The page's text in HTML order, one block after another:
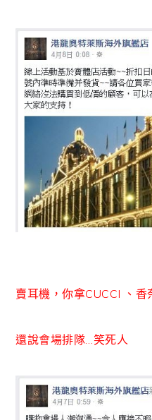
賣耳機，你拿CUCCI 、香
還說會場排隊…笑死人